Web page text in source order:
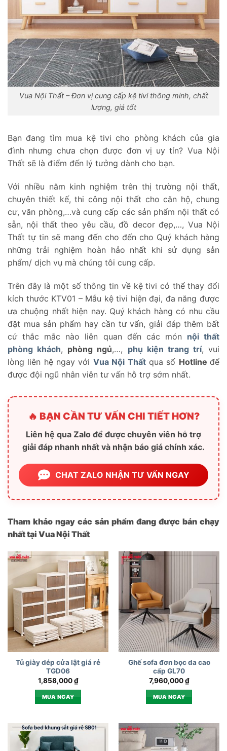
Vua Nội Thất – Đơn vị cung cấp kệ tivi thông minh, chất
lượng, giá tốt
Bạn đang tìm mua kệ tivi cho phòng khách của gia
đình nhưng chưa chọn được đơn vị uy tín? Vua Nội
Thất sẽ là điểm đến lý tưởng dành cho bạn.
Với nhiều năm kinh nghiệm trên thị trường nội thất,
chuyên thiết kế, thi công nội thất cho căn hộ, chung
cư, văn phòng,…và cung cấp các sản phẩm nội thất có
sẵn, nội thất theo yêu cầu, đồ decor đẹp,…, Vua Nội
Thất tự tin sẽ mang đến cho đến cho Quý khách hàng
những trải nghiệm hoàn hảo nhất khi sử dụng sản
phẩm/ dịch vụ mà chúng tôi cung cấp.
Trên đây là một số thông tin về kệ tivi có thể thay đổi
kích thước KTV01 – Mẫu kệ tivi hiện đại, đa năng được
ưa chuộng nhất hiện nay. Quý khách hàng có nhu cầu
đặt mua sản phẩm hay cần tư vấn, giải đáp thêm bất
cứ thắc mắc nào liên quan đến các món nội thất
phòng khách, phòng ngủ,…, phụ kiện trang trí, vui
lòng liên hệ ngay với Vua Nội Thấtqua số Hotlineđể
được đội ngũ nhân viên tư vấn hỗ trợ sớm nhất.
🔥 BẠN CẦN TƯ VẤN CHI TIẾT HƠN?
Liên hệ qua Zalo để được chuyên viên hỗ trợ
giải đáp nhanh nhất và nhận báo giá chính xác.
CHAT ZALO NHẬN TƯ VẤN NGAY
Tham khảo ngay các sản phẩm đang được bán chạy
nhất tại Vua Nội Thất
Tủ giày dép cửa lật giá rẻ
TGD06
1,858,000₫
MUA NGAY
Ghế sofa đơn bọc da cao
cấp GL70
7,960,000₫
MUA NGAY